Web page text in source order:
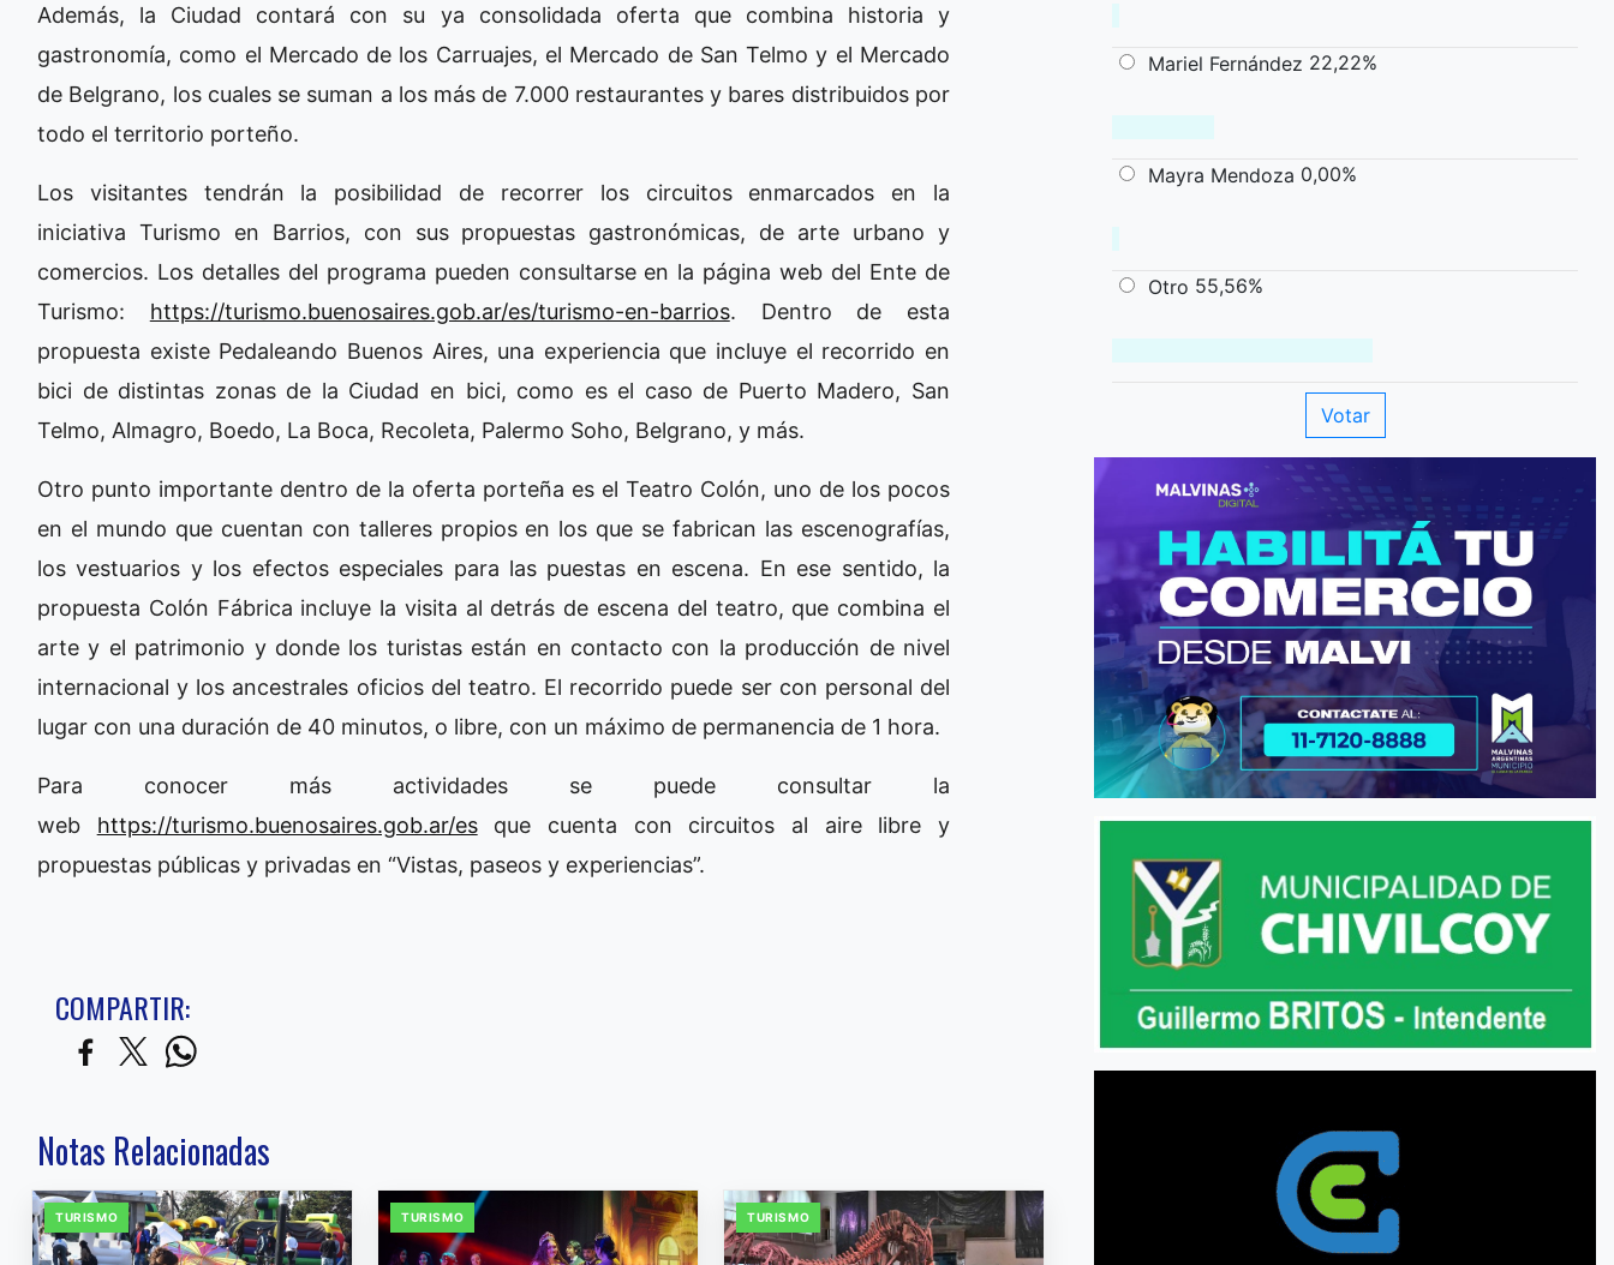
Además, la Ciudad contará con su ya consolidada oferta que combina historia y
gastronomía, como el Mercado de los Carruajes, el Mercado de San Telmo y el Mercado
de Belgrano, los cuales se suman a los más de 7.000 restaurantes y bares distribuidos por
todo el territorio porteño.
Los visitantes tendrán la posibilidad de recorrer los circuitos enmarcados en la
iniciativa Turismo en Barrios, con sus propuestas gastronómicas, de arte urbano y
comercios. Los detalles del programa pueden consultarse en la página web del Ente de
Turismo: https://turismo.buenosaires.gob.ar/es/turismo-en-barrios. Dentro de esta
propuesta existe Pedaleando Buenos Aires, una experiencia que incluye el recorrido en
bici de distintas zonas de la Ciudad en bici, como es el caso de Puerto Madero, San
Telmo, Almagro, Boedo, La Boca, Recoleta, Palermo Soho, Belgrano, y más.
Otro punto importante dentro de la oferta porteña es el Teatro Colón, uno de los pocos
en el mundo que cuentan con talleres propios en los que se fabrican las escenografías,
los vestuarios y los efectos especiales para las puestas en escena. En ese sentido, la
propuesta Colón Fábrica incluye la visita al detrás de escena del teatro, que combina el
arte y el patrimonio y donde los turistas están en contacto con la producción de nivel
internacional y los ancestrales oficios del teatro. El recorrido puede ser con personal del
lugar con una duración de 40 minutos, o libre, con un máximo de permanencia de 1 hora.
Para conocer más actividades se puede consultar la
web https://turismo.buenosaires.gob.ar/esque cuenta con circuitos al aire libre y
propuestas públicas y privadas en “Vistas, paseos y experiencias”.
COMPARTIR:
Notas Relacionadas
TURISMO TURISMO TURISMO
Mariel Fernández 22,22%
Mayra Mendoza 0,00%
Otro 55,56%